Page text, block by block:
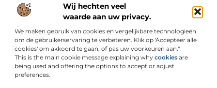
Wij hechten veel
waarde aan uw privacy.
We maken gebruik van cookies en vergelijkbare technologieën
om de gebruikerservaring te verbeteren. Klik op 'Accepteer alle
cookies' om akkoord te gaan, of pas uw voorkeuren aan."
This is the main cookie message explaining why cookies are
being used and offering the options to accept or adjust
preferences.
Ontdek inspirerende blogs en artikelen over
alles wat het dagelijks leven te bieden heeft.
Bericht categorie
Onze informatie